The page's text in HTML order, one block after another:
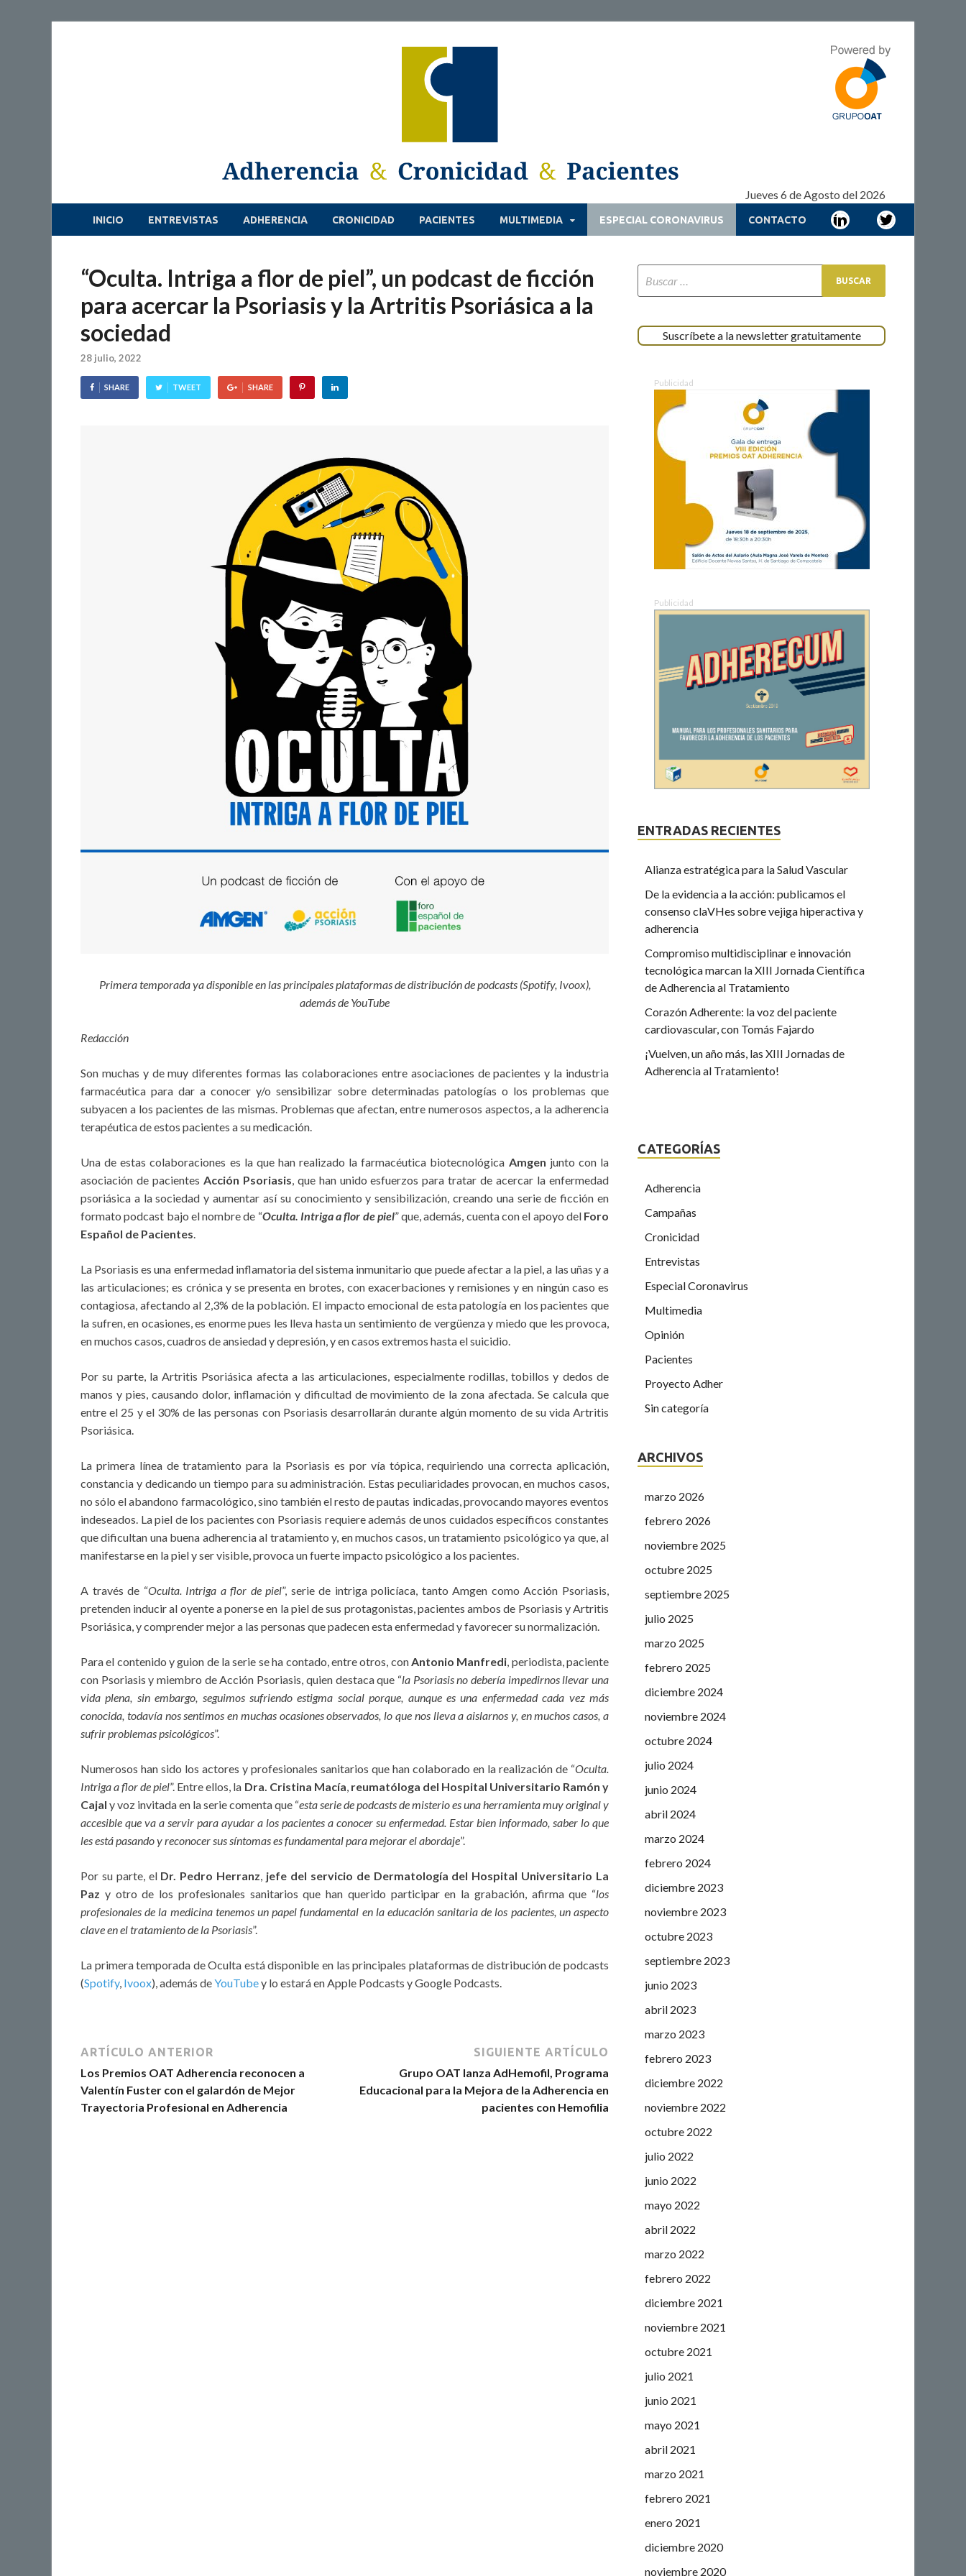
Adherencia –
Cronicidad –
Adherencia – Cronicidad – Pacientes
Jueves 6 de Agosto del 2026
INICIO ENTREVISTAS ADHERENCIA CRONICIDAD PACIENTES MULTIMEDIA ESPECIAL CORONAVIRUS CONTACTO
“Oculta. Intriga a flor de piel”, un podcast de ficción
para acercar la Psoriasis y la Artritis Psoriásica a la
sociedad
28 julio, 2022
SHARE TWEET SHARE
Primera temporada ya disponible en las principales plataformas de distribución de podcasts (Spotify, Ivoox),
además de YouTube
Redacción
Son muchas y de muy diferentes formas las colaboraciones entre asociaciones de pacientes y la industria
farmacéutica para dar a conocer y/o sensibilizar sobre determinadas patologías o los problemas que
subyacen a los pacientes de las mismas. Problemas que afectan, entre numerosos aspectos, a la adherencia
terapéutica de estos pacientes a su medicación.
Una de estas colaboraciones es la que han realizado la farmacéutica biotecnológica Amgen junto con la
asociación de pacientes Acción Psoriasis, que han unido esfuerzos para tratar de acercar la enfermedad
psoriásica a la sociedad y aumentar así su conocimiento y sensibilización, creando una serie de ficción en
formato podcast bajo el nombre de “Oculta. Intriga a flor de piel” que, además, cuenta con el apoyo del Foro
Español de Pacientes.
La Psoriasis es una enfermedad inflamatoria del sistema inmunitario que puede afectar a la piel, a las uñas y a
las articulaciones; es crónica y se presenta en brotes, con exacerbaciones y remisiones y en ningún caso es
contagiosa, afectando al 2,3% de la población. El impacto emocional de esta patología en los pacientes que
la sufren, en ocasiones, es enorme pues les lleva hasta un sentimiento de vergüenza y miedo que les provoca,
en muchos casos, cuadros de ansiedad y depresión, y en casos extremos hasta el suicidio.
Por su parte, la Artritis Psoriásica afecta a las articulaciones, especialmente rodillas, tobillos y dedos de
manos y pies, causando dolor, inflamación y dificultad de movimiento de la zona afectada. Se calcula que
entre el 25 y el 30% de las personas con Psoriasis desarrollarán durante algún momento de su vida Artritis
Psoriásica.
La primera línea de tratamiento para la Psoriasis es por vía tópica, requiriendo una correcta aplicación,
constancia y dedicando un tiempo para su administración. Estas peculiaridades provocan, en muchos casos,
no sólo el abandono farmacológico, sino también el resto de pautas indicadas, provocando mayores eventos
indeseados. La piel de los pacientes con Psoriasis requiere además de unos cuidados específicos constantes
que dificultan una buena adherencia al tratamiento y, en muchos casos, un tratamiento psicológico ya que, al
manifestarse en la piel y ser visible, provoca un fuerte impacto psicológico a los pacientes.
A través de “Oculta. Intriga a flor de piel”, serie de intriga policíaca, tanto Amgen como Acción Psoriasis,
pretenden inducir al oyente a ponerse en la piel de sus protagonistas, pacientes ambos de Psoriasis y Artritis
Psoriásica, y comprender mejor a las personas que padecen esta enfermedad y favorecer su normalización.
Para el contenido y guion de la serie se ha contado, entre otros, conAntonio Manfredi, periodista, paciente
con Psoriasis y miembro de Acción Psoriasis, quien destaca que “la Psoriasis no debería impedirnos llevar una
vida plena, sin embargo, seguimos sufriendo estigma social porque, aunque es una enfermedad cada vez más
conocida, todavía nos sentimos en muchas ocasiones observados, lo que nos lleva a aislarnos y, en muchos casos, a
sufrir problemas psicológicos”.
Numerosos han sido los actores y profesionales sanitarios que han colaborado en la realización de “Oculta.
Intriga a flor de piel”. Entre ellos, la Dra. Cristina Macía, reumatóloga del Hospital Universitario Ramón y
Cajal y voz invitada en la serie comenta que “esta serie de podcasts de misterio es una herramienta muy original y
accesible que va a servir para ayudar a los pacientes a conocer su enfermedad. Estar bien informado, saber lo que
les está pasando y reconocer sus síntomas es fundamental para mejorar el abordaje”.
Por su parte, el Dr. Pedro Herranz, jefe del servicio de Dermatología del Hospital Universitario La
Paz y otro de los profesionales sanitarios que han querido participar en la grabación, afirma que “los
profesionales de la medicina tenemos un papel fundamental en la educación sanitaria de los pacientes, un aspecto
clave en el tratamiento de la Psoriasis”.
La primera temporada de Oculta está disponible en las principales plataformas de distribución de podcasts
(Spotify, Ivoox), además deYouTubey lo estará en Apple Podcasts y Google Podcasts.
ARTÍCULO ANTERIOR
Los Premios OAT Adherencia reconocen a
Valentín Fuster con el galardón de Mejor
Trayectoria Profesional en Adherencia
SIGUIENTE ARTÍCULO
Grupo OAT lanza AdHemofil, Programa
Educacional para la Mejora de la Adherencia en
pacientes con Hemofilia
Suscríbete a la newsletter gratuitamente
Publicidad
Publicidad
ENTRADAS RECIENTES
Alianza estratégica para la Salud Vascular
De la evidencia a la acción: publicamos el
consenso claVHes sobre vejiga hiperactiva y
adherencia
Compromiso multidisciplinar e innovación
tecnológica marcan la XIII Jornada Científica
de Adherencia al Tratamiento
Corazón Adherente: la voz del paciente
cardiovascular, con Tomás Fajardo
¡Vuelven, un año más, las XIII Jornadas de
Adherencia al Tratamiento!
CATEGORÍAS
Adherencia
Campañas
Cronicidad
Entrevistas
Especial Coronavirus
Multimedia
Opinión
Pacientes
Proyecto Adher
Sin categoría
ARCHIVOS
marzo 2026
febrero 2026
noviembre 2025
octubre 2025
septiembre 2025
julio 2025
marzo 2025
febrero 2025
diciembre 2024
noviembre 2024
octubre 2024
julio 2024
junio 2024
abril 2024
marzo 2024
febrero 2024
diciembre 2023
noviembre 2023
octubre 2023
septiembre 2023
junio 2023
abril 2023
marzo 2023
febrero 2023
diciembre 2022
noviembre 2022
octubre 2022
julio 2022
junio 2022
mayo 2022
abril 2022
marzo 2022
febrero 2022
diciembre 2021
noviembre 2021
octubre 2021
julio 2021
junio 2021
mayo 2021
abril 2021
marzo 2021
febrero 2021
enero 2021
diciembre 2020
noviembre 2020